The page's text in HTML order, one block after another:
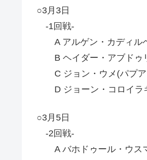
○3月3日
-1回戦-
A アルゲン・カディル
B ヘイダー・アブドゥ
C ジョン・ウメ(パプア
D ジョーン・コロイラ
○3月5日
-2回戦-
A バホドゥール・ウス